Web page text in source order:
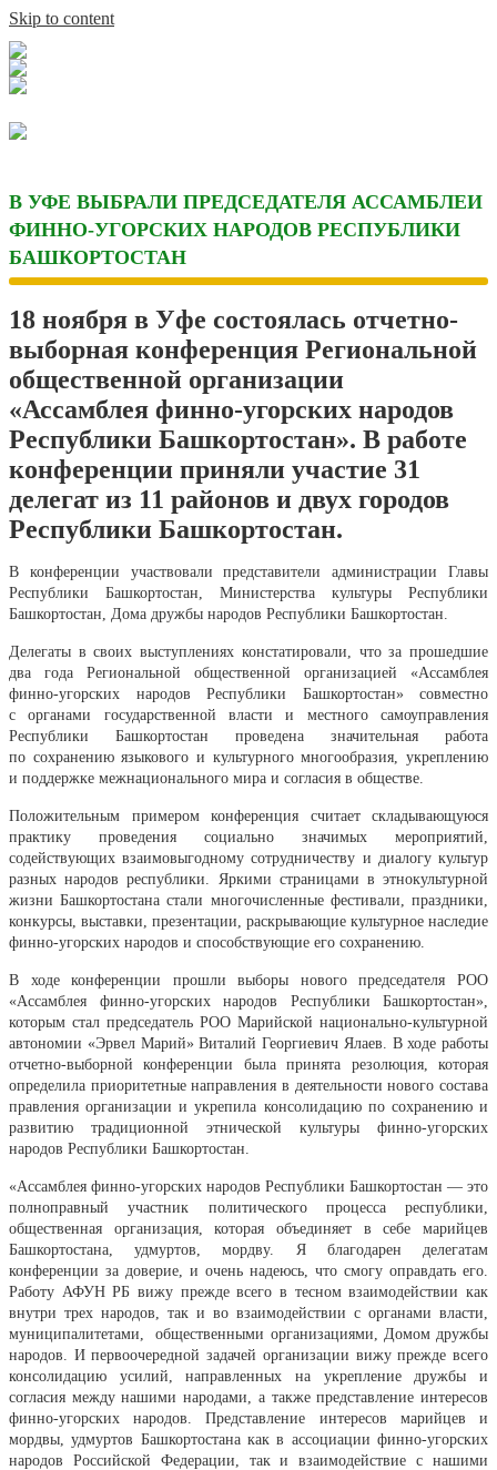
Skip to content
В УФЕ ВЫБРАЛИ ПРЕДСЕДАТЕЛЯ АССАМБЛЕИ
ФИННО-УГОРСКИХ НАРОДОВ РЕСПУБЛИКИ
БАШКОРТОСТАН
18 ноября в Уфе состоялась отчетно-
выборная конференция Региональной
общественной организации
«Ассамблея финно-угорских народов
Республики Башкортостан». В работе
конференции приняли участие 31
делегат из 11 районов и двух городов
Республики Башкортостан.
В конференции участвовали представители администрации Главы
Республики Башкортостан, Министерства культуры Республики
Башкортостан, Дома дружбы народов Республики Башкортостан.
Делегаты в своих выступлениях констатировали, что за прошедшие
два года Региональной общественной организацией «Ассамблея
финно-угорских народов Республики Башкортостан» совместно
с органами государственной власти и местного самоуправления
Республики Башкортостан проведена значительная работа
по сохранению языкового и культурного многообразия, укреплению
и поддержке межнационального мира и согласия в обществе.
Положительным примером конференция считает складывающуюся
практику проведения социально значимых мероприятий,
содействующих взаимовыгодному сотрудничеству и диалогу культур
разных народов республики. Яркими страницами в этнокультурной
жизни Башкортостана стали многочисленные фестивали, праздники,
конкурсы, выставки, презентации, раскрывающие культурное наследие
финно-угорских народов и способствующие его сохранению.
В ходе конференции прошли выборы нового председателя РОО
«Ассамблея финно-угорских народов Республики Башкортостан»,
которым стал председатель РОО Марийской национально-культурной
автономии «Эрвел Марий» Виталий Георгиевич Ялаев. В ходе работы
отчетно-выборной конференции была принята резолюция, которая
определила приоритетные направления в деятельности нового состава
правления организации и укрепила консолидацию по сохранению и
развитию традиционной этнической культуры финно-угорских
народов Республики Башкортостан.
«Ассамблея финно-угорских народов Республики Башкортостан — это
полноправный участник политического процесса республики,
общественная организация, которая объединяет в себе марийцев
Башкортостана, удмуртов, мордву. Я благодарен делегатам
конференции за доверие, и очень надеюсь, что смогу оправдать его.
Работу АФУН РБ вижу прежде всего в тесном взаимодействии как
внутри трех народов, так и во взаимодействии с органами власти,
муниципалитетами, общественными организациями, Домом дружбы
народов. И первоочередной задачей организации вижу прежде всего
консолидацию усилий, направленных на укрепление дружбы и
согласия между нашими народами, а также представление интересов
финно-угорских народов. Представление интересов марийцев и
мордвы, удмуртов Башкортостана как в ассоциации финно-угорских
народов Российской Федерации, так и взаимодействие с нашими